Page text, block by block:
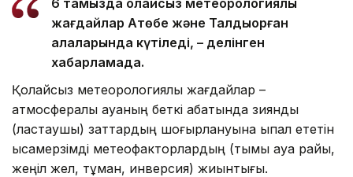
жағдайлар Ақтөбе және Талдықорған
қалаларында күтіледі, – делінген
хабарламада.
Қолайсыз метеорологиялық жағдайлар –
атмосфералық ауаның беткі қабатында зиянды
(ластаушы) заттардың шоғырлануына ықпал ететін
қысқамерзімді метеофакторлардың (тымық ауа райы,
жеңіл жел, тұман, инверсия) жиынтығы.